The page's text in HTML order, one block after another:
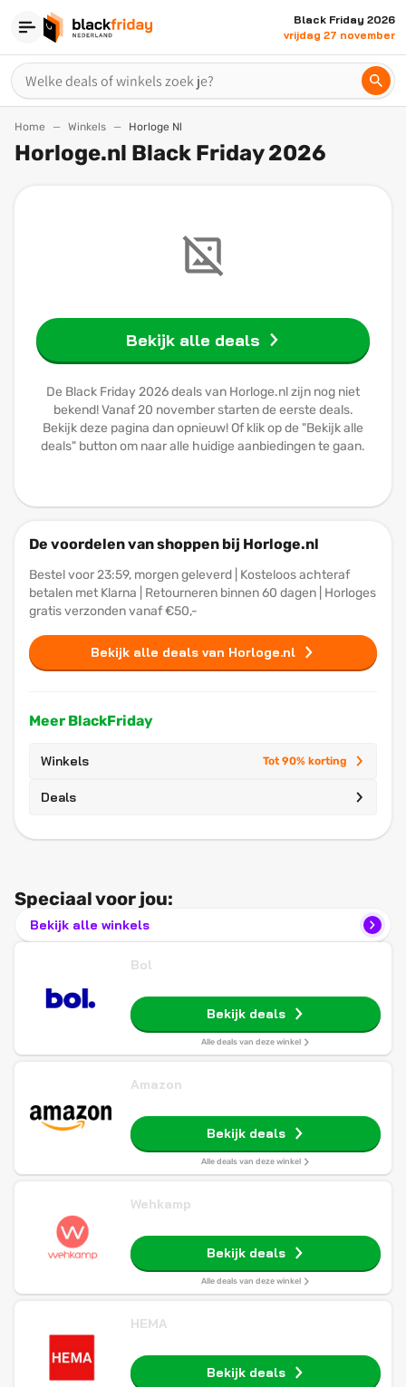
Black Friday 2026
vrijdag 27 november
Home Winkels Horloge Nl
Horloge.nl Black Friday 2026
Bekijk alle deals
De Black Friday 2026 deals van Horloge.nl zijn nog niet
bekend! Vanaf 20 november starten de eerste deals.
Bekijk deze pagina dan opnieuw! Of klik op de "Bekijk alle
deals" button om naar alle huidige aanbiedingen te gaan.
De voordelen van shoppen bij Horloge.nl
Bestel voor 23:59, morgen geleverd | Kosteloos achteraf
betalen met Klarna | Retourneren binnen 60 dagen | Horloges
gratis verzonden vanaf €50,-
Bekijk alle deals van Horloge.nl
Meer BlackFriday
Winkels Tot 90% korting
Deals
Speciaal voor jou:
Bekijk alle winkels
Bol
Bekijk deals
Alle deals van deze winkel
Amazon
Bekijk deals
Alle deals van deze winkel
Wehkamp
Bekijk deals
Alle deals van deze winkel
HEMA
Bekijk deals